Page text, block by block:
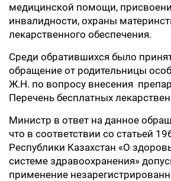
медицинской помощи,
инвалидности, охраны
лекарственного обеспечения.
Среди обратившихся было
обращение от родительницы
Ж.Н. по вопросу внесения
Перечень бесплатных
Министр в ответ на данное
что в соответствии со статьей
Республики Казахстан «О
системе здравоохранения»
применение